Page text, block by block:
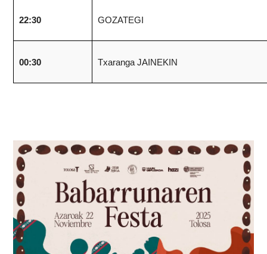
22:30 GOZATEGI
00:30 Txaranga JAINEKIN